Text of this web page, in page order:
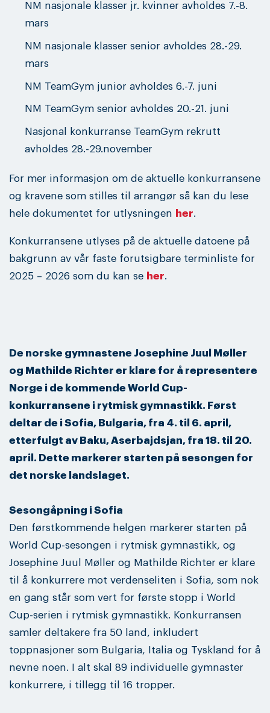
NM nasjonale klasser jr. kvinner avholdes 7.-8.
mars
NM nasjonale klasser senior avholdes 28.-29.
mars
NM TeamGym junior avholdes 6.-7. juni
NM TeamGym senior avholdes 20.-21. juni
Nasjonal konkurranse TeamGym rekrutt
avholdes 28.-29.november
For mer informasjon om de aktuelle konkurransene
og kravene som stilles til arrangør så kan du lese
hele dokumentet for utlysningen her.
Konkurransene utlyses på de aktuelle datoene på
bakgrunn av vår faste forutsigbare terminliste for
2025 – 2026 som du kan se her.
De norske gymnastene Josephine Juul Møller
og Mathilde Richter er klare for å representere
Norge i de kommende World Cup-
konkurransene i rytmisk gymnastikk. Først
deltar de i Sofia, Bulgaria, fra 4. til 6. april,
etterfulgt av Baku, Aserbajdsjan, fra 18. til 20.
april. Dette markerer starten på sesongen for
det norske landslaget.
Sesongåpning i Sofia
Den førstkommende helgen markerer starten på
World Cup-sesongen i rytmisk gymnastikk, og
Josephine Juul Møller og Mathilde Richter er klare
til å konkurrere mot verdenseliten i Sofia, som nok
en gang står som vert for første stopp i World
Cup-serien i rytmisk gymnastikk. Konkurransen
samler deltakere fra 50 land, inkludert
toppnasjoner som Bulgaria, Italia og Tyskland for å
nevne noen. I alt skal 89 individuelle gymnaster
konkurrere, i tillegg til 16 tropper.